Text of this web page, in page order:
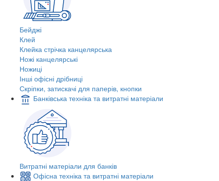
Бейджі
Клей
Клейка стрічка канцелярська
Ножі канцелярські
Ножиці
Інші офісні дрібниці
Скріпки, затискачі для паперів, кнопки
Банківська техніка та витратні матеріали
Витратні матеріали для банків
Офісна техніка та витратні матеріали